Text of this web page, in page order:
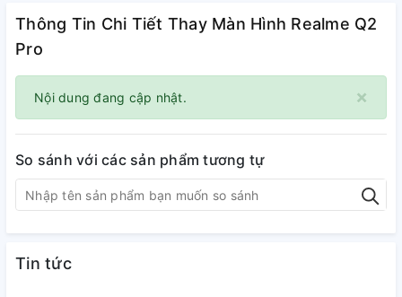
Thông Tin Chi Tiết Thay Màn Hình Realme Q2
Pro
×
Nội dung đang cập nhật.
So sánh với các sản phẩm tương tự
Tin tức